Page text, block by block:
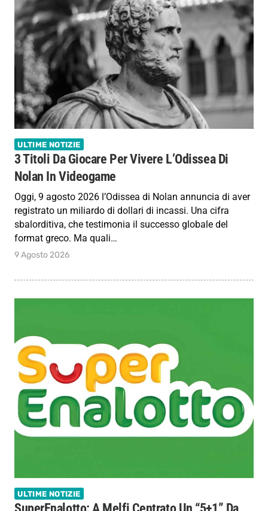
ULTIME NOTIZIE
3 Titoli Da Giocare Per Vivere L’Odissea Di
Nolan In Videogame
Oggi, 9 agosto 2026 l’Odissea di Nolan annuncia di aver
registrato un miliardo di dollari di incassi. Una cifra
sbalorditiva, che testimonia il successo globale del
format greco. Ma quali…
9 Agosto 2026
ULTIME NOTIZIE